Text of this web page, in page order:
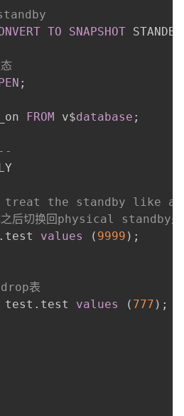
TO SNAPSHOT STANDBY
;
FROM v$database ;
treat the standby like
之后切换回physical standby是
. test values ( 9999 ) ;
drop表
test . test values ( 777 ) ;